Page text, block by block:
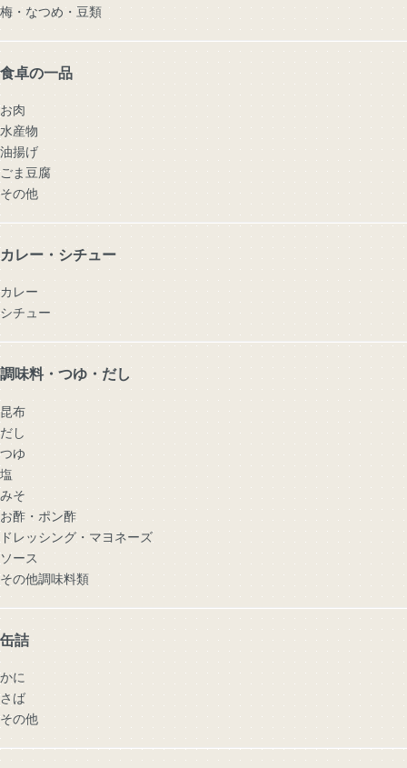
梅・なつめ・豆類
食卓の一品
お肉
水産物
油揚げ
ごま豆腐
その他
カレー・シチュー
カレー
シチュー
調味料・つゆ・だし
昆布
だし
つゆ
塩
みそ
お酢・ポン酢
ドレッシング・マヨネーズ
ソース
その他調味料類
缶詰
かに
さば
その他